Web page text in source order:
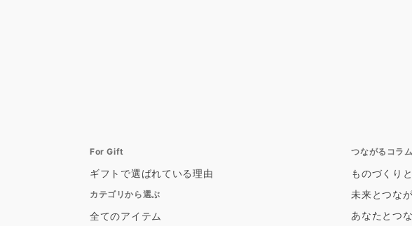
For Gift
ギフトで選ばれている理由
カテゴリから選ぶ
全てのアイテム
つながるコラム
ものづくり
未来とつな
あなたとつ